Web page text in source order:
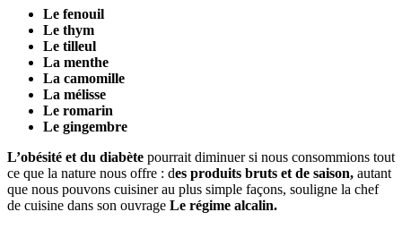
Le fenouil
Le thym
Le tilleul
La menthe
La camomille
La mélisse
Le romarin
Le gingembre
L’obésité et du diabète pourrait diminuer si nous consommions tout
ce que la nature nous offre : des produits bruts et de saison, autant
que nous pouvons cuisiner au plus simple façons, souligne la chef
de cuisine dans son ouvrage Le régime alcalin.